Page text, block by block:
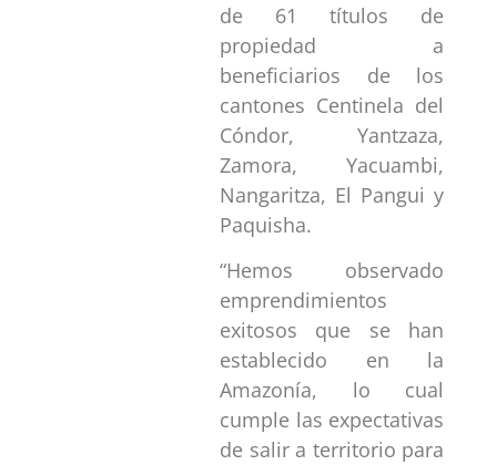
de 61 títulos de
propiedad a
beneficiarios de los
cantones Centinela del
Cóndor, Yantzaza,
Zamora, Yacuambi,
Nangaritza, El Pangui y
Paquisha.
“Hemos observado
emprendimientos
exitosos que se han
establecido en la
Amazonía, lo cual
cumple las expectativas
de salir a territorio para